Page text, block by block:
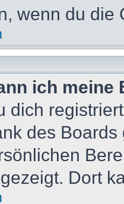
wenn du die
ich meine
dich
des
Dort